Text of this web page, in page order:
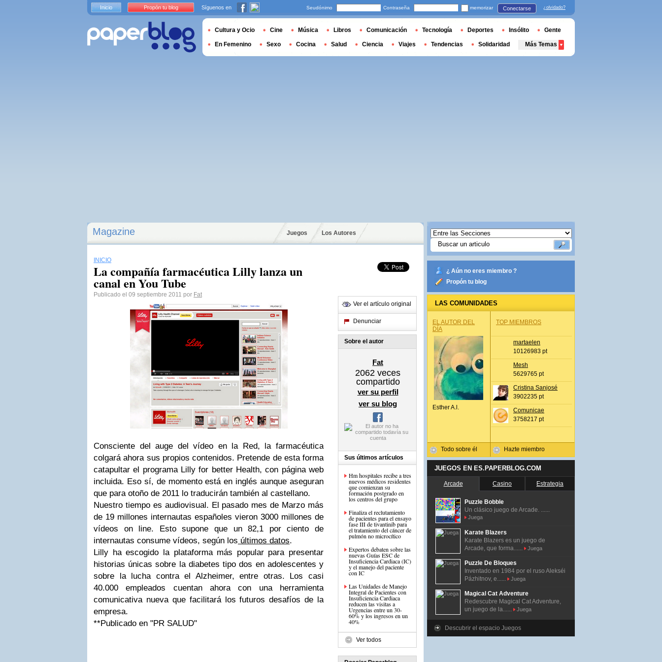
Magazine Juegos Los Autores
INICIO
La compañía farmacéutica Lilly lanza un
canal en You Tube
Publicado el 09 septiembre 2011 por Fat
Consciente del auge del vídeo en la Red, la farmacéutica
colgará ahora sus propios contenidos. Pretende de esta forma
catapultar el programa Lilly for better Health, con página web
incluida. Eso sí, de momento está en inglés aunque aseguran
que para otoño de 2011 lo traducirán también al castellano.
Nuestro tiempo es audiovisual. El pasado mes de Marzo más
de 19 millones internautas españoles vieron 3000 millones de
vídeos on line. Esto supone que un 82,1 por ciento de
internautas consume vídeos, según los últimos datos.
Lilly ha escogido la plataforma más popular para presentar
historias únicas sobre la diabetes tipo dos en adolescentes y
sobre la lucha contra el Alzheimer, entre otras. Los casi
40.000 empleados cuentan ahora con una herramienta
comunicativa nueva que facilitará los futuros desafíos de la
empresa.
**Publicado en "PR SALUD"
Ver el artículo original
Denunciar
Sobre el autor
Fat
2062 veces
compartido
ver su perfil
ver su blog
Sus últimos artículos
Hm hospitales recibe a tres
nuevos médicos residentes
que comienzan su
formación postgrado en
los centros del grupo
Finaliza el reclutamiento
de pacientes para el ensayo
fase III de tivantinib para
el tratamiento del cáncer de
Expertos debaten sobre las
nuevas Guías ESC de
Insuficiencia Cardiaca (IC)
y el manejo del paciente
con IC
Las Unidades de Manejo
Integral de Pacientes con
Insuficiencia Cardiaca
reducen las visitas a
Urgencias entre un 30-
60% y los ingresos en un
40%
Ver todos
¿ Aún no eres miembro ?
Propón tu blog
LAS COMUNIDADES
EL AUTOR DEL
DÍA
Esther A.l.
Todo sobre él
TOP MIEMBROS
martaelen
10126983 pt
Mesh
5629765 pt
Cristina Sanjosé
3902235 pt
Comunicae
3758217 pt
Hazte miembro
JUEGOS EN ES.PAPERBLOG.COM
Arcade Casino Estrategia
Puzzle Bobble
Un clásico juego de Arcade. ......
Juega
Karate Blazers
Karate Blazers es un juego de
Arcade, que forma......
Juega
Puzzle De Bloques
Inventado en 1984 por el ruso Alekséi
Pázhitnov, e......
Juega
Magical Cat Adventure
Redescubre Magical Cat Adventure,
un juego de la......
Juega
Descubrir el espacio Juegos
Inicio Propón tu blog Síguenos en Seudónimo Contraseña memorizar Conectarse ¿olvidado?
Cultura y Ocio Cine Música Libros Comunicación Tecnología Deportes Insólito Gente
En Femenino Sexo Cocina Salud Ciencia Viajes Tendencias Solidaridad Más Temas